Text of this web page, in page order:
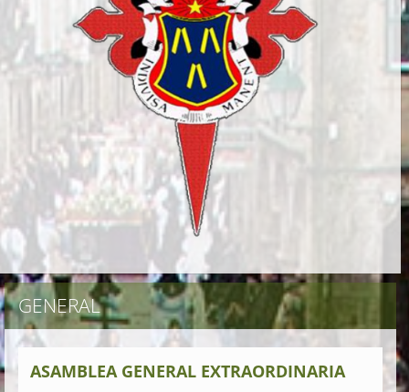
GENERAL
ASAMBLEA GENERAL EXTRAORDINARIA